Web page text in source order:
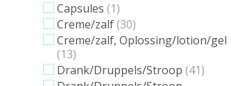
Capsules (1)
Creme/zalf (30)
Creme/zalf, Oplossing/lotion/gel
(13)
Drank/Druppels/Stroop (41)